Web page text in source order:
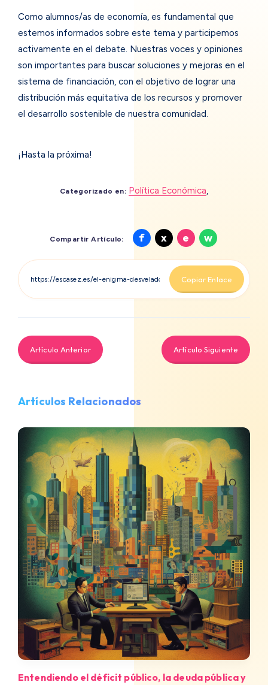
Como alumnos/as de economía, es fundamental que
estemos informados sobre este tema y participemos
activamente en el debate. Nuestras voces y opiniones
son importantes para buscar soluciones y mejoras en el
sistema de financiación, con el objetivo de lograr una
distribución más equitativa de los recursos y promover
el desarrollo sostenible de nuestra comunidad.
¡Hasta la próxima!
Categorizado en: Política Económica,
Compartir Artículo: fCompartir
Facebook
xCompartir
X
e Compartir
wCompartir
Whatsapp
Copiar Enlace
Artículo Anterior Artículo Siguiente
Artículos Relacionados
Entendiendo el déficit público, la deuda pública y